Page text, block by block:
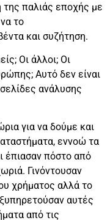
της παλιάς εποχής με
το
και συζήτηση.
Οι άλλοι; Οι
Αυτό δεν είναι
ανάλυσης
για να δούμε και
εννοώ τα
έπιασαν πόστο από
Γινόντουσαν
χρήματος αλλά το
αυτές
από τις